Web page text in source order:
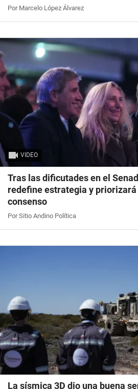
Por Marcelo López Álvarez
VIDEO
Tras las dificutades en el
redefine estrategia y
consenso
Por Sitio Andino Política
La sísmica 3D dio una buena